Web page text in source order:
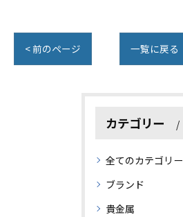
< 前のページ 一覧に戻る
カテゴリー
全てのカテゴリー
ブランド
貴金属